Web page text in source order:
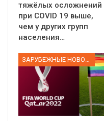
тяжёлых осложнений
при COVID 19 выше,
чем у других групп
населения…
ЗАРУБЕЖНЫЕ НОВОСТИ